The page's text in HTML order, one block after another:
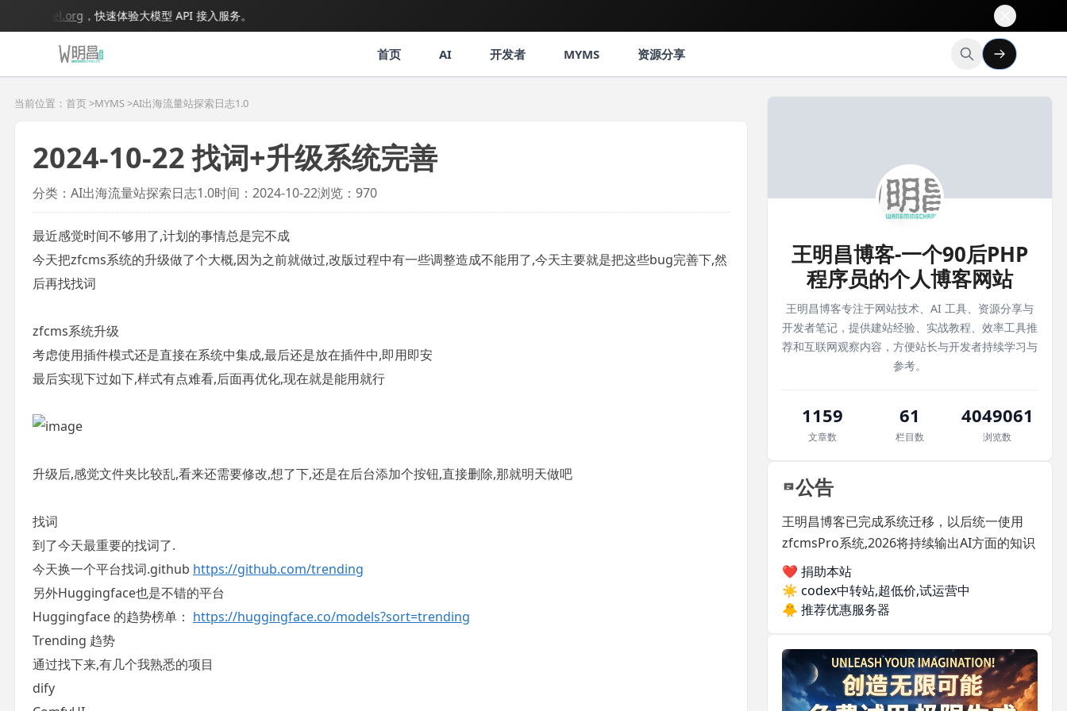
，快速体验大模型 API 接入服务。
首页 AI 开发者 MYMS 资源分享
当前位置：首页 >MYMS>AI出海流量站探索日志1.0
2024-10-22 找词+升级系统完善
分类：AI出海流量站探索日志1.0时间：2024-10-22浏览：970
最近感觉时间不够用了,计划的事情总是完不成
今天把zfcms系统的升级做了个大概,因为之前就做过,改版过程中有一些调整造成不能用了,今天主要就是把这些bug完善下,然
后再找找词
zfcms系统升级
考虑使用插件模式还是直接在系统中集成,最后还是放在插件中,即用即安
最后实现下过如下,样式有点难看,后面再优化,现在就是能用就行
升级后,感觉文件夹比较乱,看来还需要修改,想了下,还是在后台添加个按钮,直接删除,那就明天做吧
找词
到了今天最重要的找词了.
今天换一个平台找词.github https://github.com/trending
另外Huggingface也是不错的平台
Huggingface 的趋势榜单： https://huggingface.co/models?sort=trending
Trending 趋势
通过找下来,有几个我熟悉的项目
dify
王明昌博客-一个90后PHP
程序员的个人博客网站
王明昌博客专注于网站技术、AI 工具、资源分享与
开发者笔记，提供建站经验、实战教程、效率工具推
荐和互联网观察内容，方便站长与开发者持续学习与
参考。
1159
文章数
61
栏目数
4049061
浏览数
公告
王明昌博客已完成系统迁移，以后统一使用
zfcmsPro系统,2026将持续输出AI方面的知识
❤️ 捐助本站
☀️ codex中转站,超低价,试运营中
🐥 推荐优惠服务器